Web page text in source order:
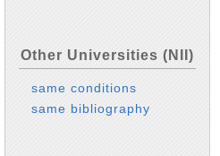
Other Universities (NII)
same conditions
same bibliography